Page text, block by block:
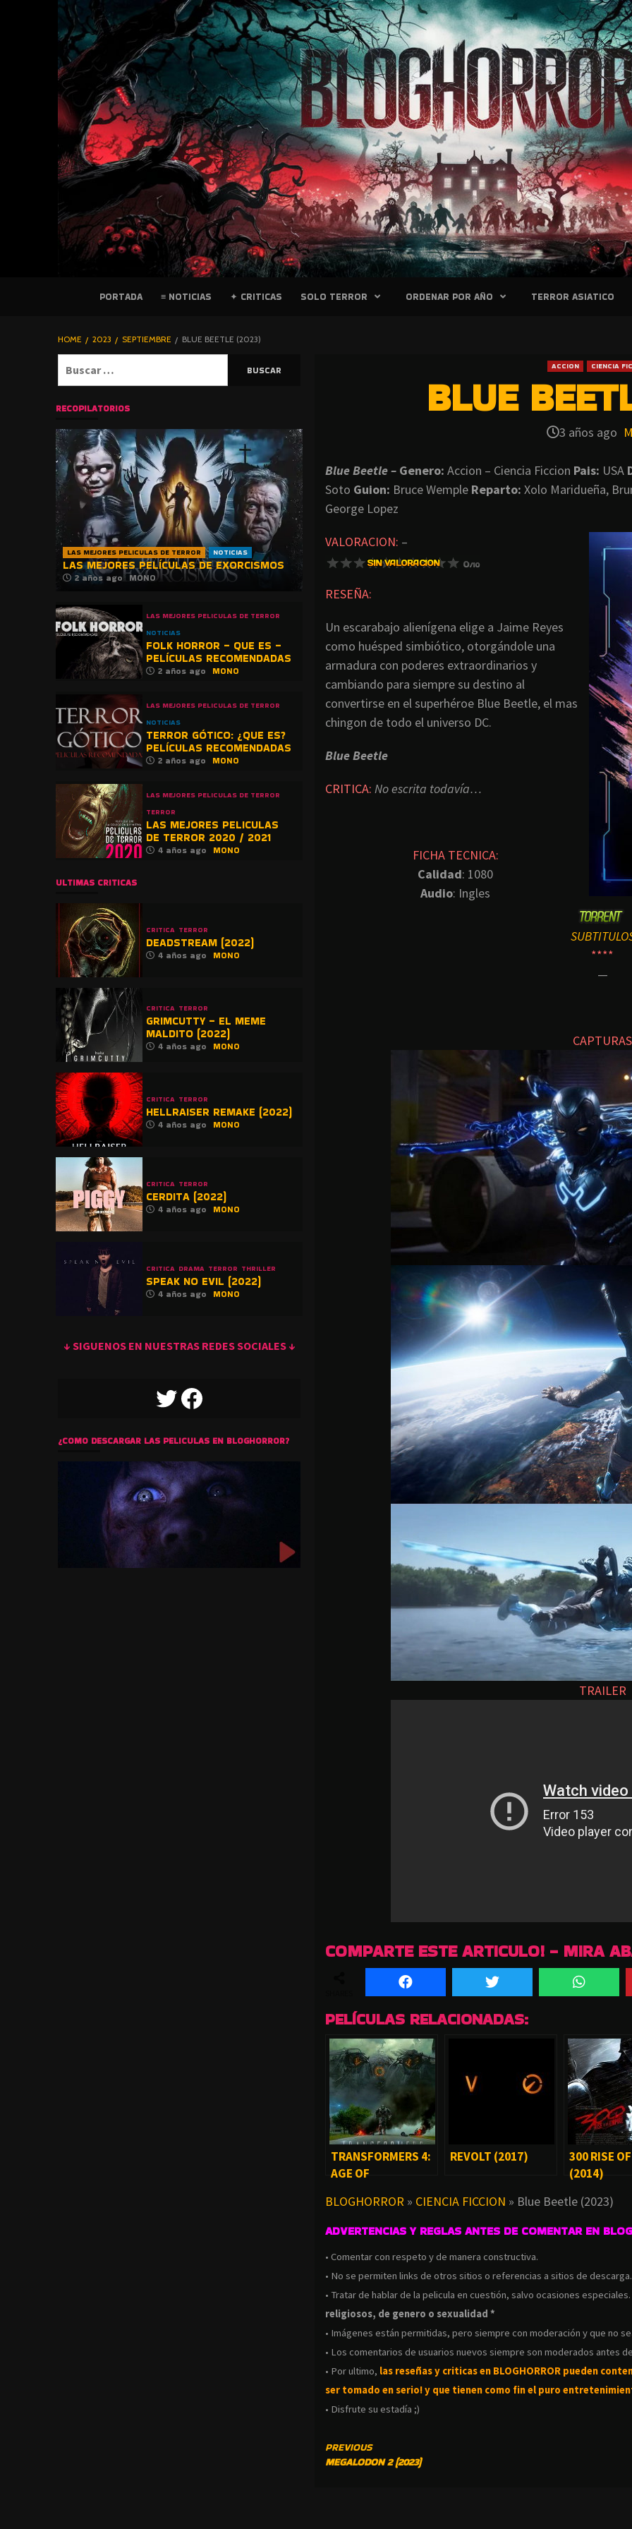
PELICULAS
BLOGHORROR
⋆
PORTADA ≡ NOTICIAS ✦ CRITICAS SOLO TERROR ORDENAR POR AÑO TERROR ASIATICO
HOME 2023 SEPTIEMBRE BLUE BEETLE (2023)
ACCION CIENCIA
BLUE
3 años ago
Blue Beetle – Genero: Accion – Ciencia Ficcion Pais: USA
Soto Guion: Bruce Wemple Reparto: Xolo Maridueña,
George Lopez
VALORACION: –
RESEÑA:
Un escarabajo alienígena elige a Jaime Reyes
como huésped simbiótico, otorgándole una
armadura con poderes extraordinarios y
cambiando para siempre su destino al
convertirse en el superhéroe Blue Beetle, el mas
chingon de todo el universo DC.
Blue Beetle
CRITICA: No escrita todavía…
FICHA TECNICA:
Calidad: 1080
Audio: Ingles
****
—
CAPTURAS
TRAILER
COMPARTE ESTE ARTICULO! - MIRA
PELÍCULAS RELACIONADAS:
TRANSFORMERS 4:
AGE OF
REVOLT (2017)
300 RISE
(2014)
BLOGHORROR » CIENCIA FICCION » Blue Beetle (2023)
ADVERTENCIAS Y REGLAS ANTES DE COMENTAR EN
• Comentar con respeto y de manera constructiva.
• No se permiten links de otros sitios o referencias a sitios de
• Tratar de hablar de la pelicula en cuestión, salvo ocasiones especiales.
religiosos, de genero o sexualidad *
• Imágenes están permitidas, pero siempre con moderación y que no
• Los comentarios de usuarios nuevos siempre son moderados antes
• Por ultimo, las reseñas y criticas en BLOGHORROR pueden
ser tomado en serio! y que tienen como fin el puro
• Disfrute su estadía ;)
CONTINUE
READING
PREVIOUS
MEGALODON 2 (2023)
RECOPILATORIOS
LAS MEJORES PELICULAS DE TERROR NOTICIAS
LAS MEJORES PELÍCULAS DE EXORCISMOS
2 años ago MONO
LAS MEJORES PELICULAS DE TERROR
NOTICIAS
FOLK HORROR – QUE ES –
PELÍCULAS RECOMENDADAS
2 años ago MONO
LAS MEJORES PELICULAS DE TERROR
NOTICIAS
TERROR GÓTICO: ¿QUE ES?
PELÍCULAS RECOMENDADAS
2 años ago MONO
LAS MEJORES PELICULAS DE TERROR
TERROR
LAS MEJORES PELICULAS
DE TERROR 2020 / 2021
4 años ago MONO
ULTIMAS CRITICAS
CRITICA TERROR
DEADSTREAM (2022)
4 años ago MONO
CRITICA TERROR
GRIMCUTTY – EL MEME
MALDITO (2022)
4 años ago MONO
CRITICA TERROR
HELLRAISER REMAKE (2022)
4 años ago MONO
CRITICA TERROR
CERDITA (2022)
4 años ago MONO
CRITICA DRAMA TERROR THRILLER
SPEAK NO EVIL (2022)
4 años ago MONO
↓ SIGUENOS EN NUESTRAS REDES SOCIALES ↓
TWITTERFACEBOOK
¿COMO DESCARGAR LAS PELICULAS EN BLOGHORROR?